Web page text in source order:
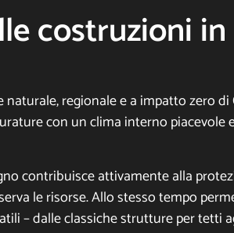
costruzioni in
regionale e a impatto zero di
con un clima interno piacevole
contribuisce attivamente alla
le risorse. Allo stesso tempo
– dalle classiche strutture per tetti